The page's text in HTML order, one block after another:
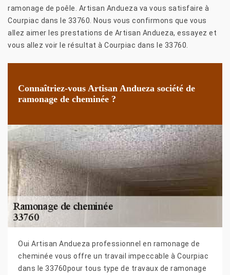
ramonage de poêle. Artisan Andueza va vous satisfaire à
Courpiac dans le 33760. Nous vous confirmons que vous
allez aimer les prestations de Artisan Andueza, essayez et
vous allez voir le résultat à Courpiac dans le 33760.
Connaîtriez-vous Artisan Andueza société de
ramonage de cheminée ?
Oui Artisan Andueza professionnel en ramonage de
cheminée vous offre un travail impeccable à Courpiac
dans le 33760pour tous type de travaux de ramonage